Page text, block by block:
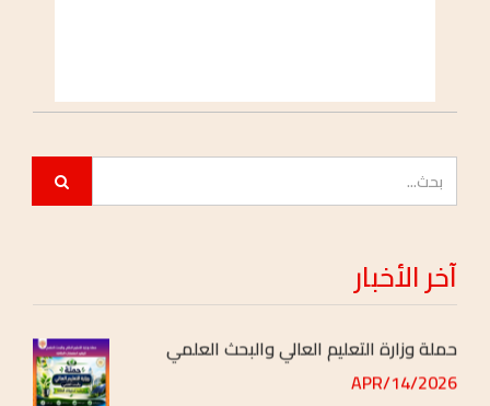
آخرالأخبار
2026/JUN/11
2026/JUN/06
حملة وزارة التعليم العالي والبحث العلمي
2026/APR/14